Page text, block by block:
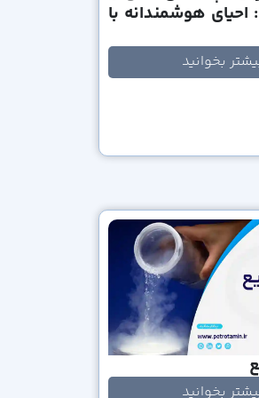
روش EOR: احیای هوشمندانه با
بخوانید
بخوانید